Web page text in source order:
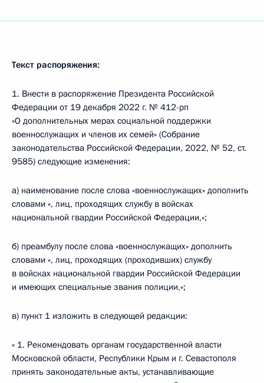
Текст распоряжения:
1. Внести в распоряжение Президента Российской
Федерации от 19 декабря 2022 г. № 412-рп
«О дополнительных мерах социальной поддержки
военнослужащих и членов их семей» (Собрание
законодательства Российской Федерации, 2022, № 52, ст.
9585) следующие изменения:
а) наименование после слова «военнослужащих» дополнить
словами «, лиц, проходящих службу в войсках
национальной гвардии Российской Федерации,»;
б) преамбулу после слова «военнослужащих» дополнить
словами «, лиц, проходящих (проходивших) службу
в войсках национальной гвардии Российской Федерации
и имеющих специальные звания полиции,»;
в) пункт 1 изложить в следующей редакции:
« 1. Рекомендовать органам государственной власти
Московской области, Республики Крым и г. Севастополя
принять законодательные акты, устанавливающие